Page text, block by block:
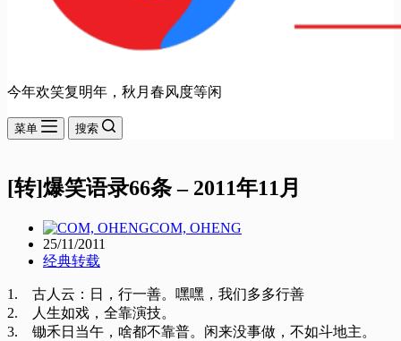
今年欢笑复明年，秋月春风度等闲
菜单 搜索
[转]爆笑语录66条 – 2011年11月
COM, OHENG
25/11/2011
经典转载
1. 古人云：日，行一善。嘿嘿，我们多多行善
2. 人生如戏，全靠演技。
3. 锄禾日当午，啥都不靠普。闲来没事做，不如斗地主。